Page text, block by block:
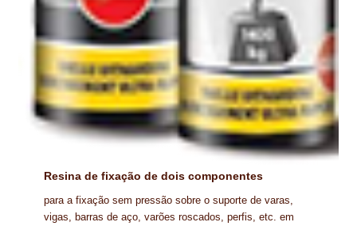
Resina de fixação de dois componentes
para a fixação sem pressão sobre o suporte de varas,
vigas, barras de aço, varões roscados, perfis, etc. em